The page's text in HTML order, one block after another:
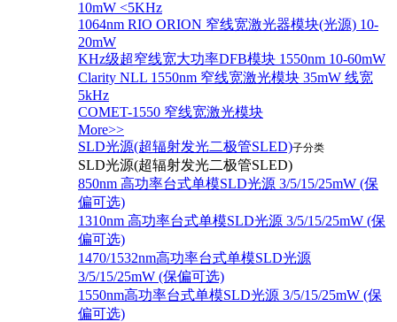
10mW <5KHz
1064nm RIO ORION 窄线宽激光器模块(光源) 10-
20mW
KHz级超窄线宽大功率DFB模块 1550nm 10-60mW
Clarity NLL 1550nm 窄线宽激光模块 35mW 线宽
5kHz
COMET-1550 窄线宽激光模块
More>>
SLD光源(超辐射发光二极管SLED)子分类
SLD光源(超辐射发光二极管SLED)
850nm 高功率台式单模SLD光源 3/5/15/25mW (保
偏可选)
1310nm 高功率台式单模SLD光源 3/5/15/25mW (保
偏可选)
1470/1532nm高功率台式单模SLD光源
3/5/15/25mW (保偏可选)
1550nm高功率台式单模SLD光源 3/5/15/25mW (保
偏可选)